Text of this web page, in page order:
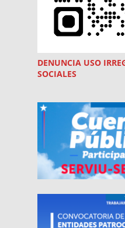
DENUNCIA USO
SOCIALES